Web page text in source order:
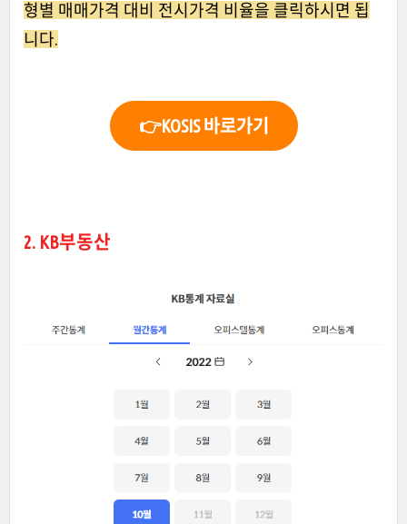
형별 매매가격 대비 전시가격 비율을 클릭하시면 됩
니다.
👉KOSIS 바로가기
2. KB부동산